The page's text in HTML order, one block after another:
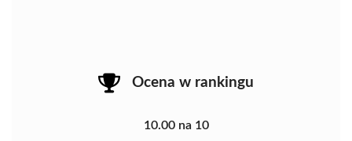
Ocena w rankingu
10.00 na 10